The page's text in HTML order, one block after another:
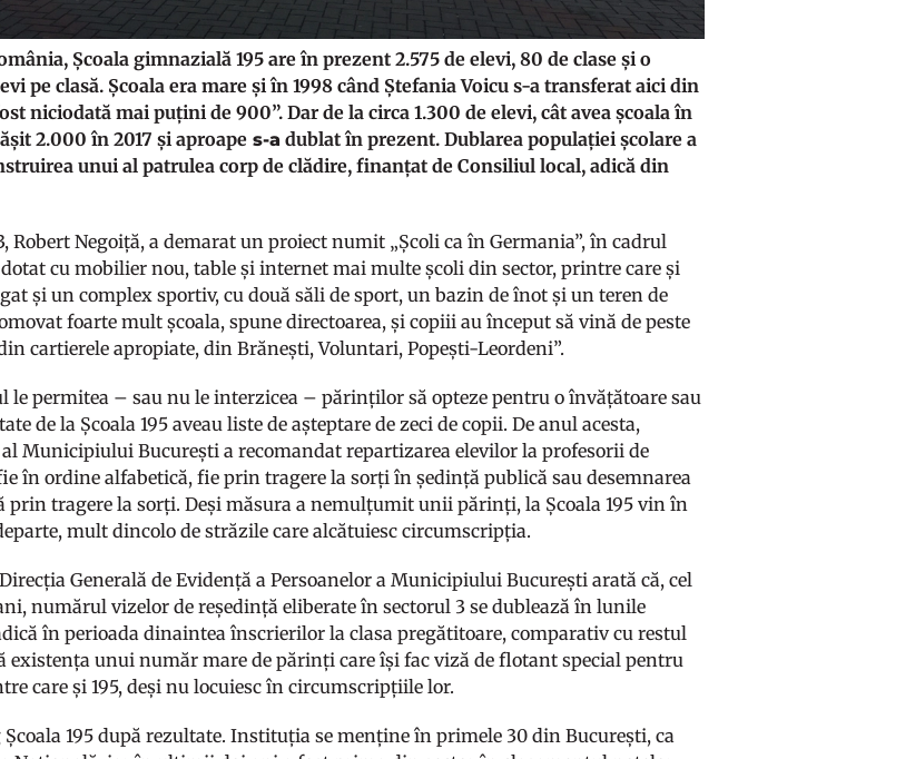
Școala gimnazială 195 are în prezent 2.575 de elevi, 80 de clase și o
pe clasă. Școala era mare și în 1998 când Ștefania Voicu s-a transferat aici din
niciodată mai puțini de 900”. Dar de la circa 1.300 de elevi, cât avea școala în
2.000 în 2017 și aproape s-a dublat în prezent. Dublarea populației școlare a
unui al patrulea corp de clădire, finanțat de Consiliul local, adică din
Robert Negoiță, a demarat un proiect numit „Școli ca în Germania”, în cadrul
cu mobilier nou, table și internet mai multe școli din sector, printre care și
și un complex sportiv, cu două săli de sport, un bazin de înot și un teren de
foarte mult școala, spune directoarea, și copiii au început să vină de peste
cartierele apropiate, din Brănești, Voluntari, Popești-Leordeni”.
le permitea – sau nu le interzicea – părinților să opteze pentru o învățătoare sau
de la Școala 195 aveau liste de așteptare de zeci de copii. De anul acesta,
Municipiului București a recomandat repartizarea elevilor la profesorii de
în ordine alfabetică, fie prin tragere la sorți în ședință publică sau desemnarea
prin tragere la sorți. Deși măsura a nemulțumit unii părinți, la Școala 195 vin în
mult dincolo de străzile care alcătuiesc circumscripția.
Generală de Evidență a Persoanelor a Municipiului București arată că, cel
numărul vizelor de reședință eliberate în sectorul 3 se dublează în lunile
în perioada dinaintea înscrierilor la clasa pregătitoare, comparativ cu restul
existența unui număr mare de părinți care își fac viză de flotant special pentru
care și 195, deși nu locuiesc în circumscripțiile lor.
195 după rezultate. Instituția se menține în primele 30 din București, ca